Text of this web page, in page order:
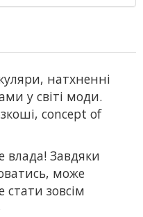
натхненні
у світі моди.
concept of
влада! Завдяки
може
зовсім